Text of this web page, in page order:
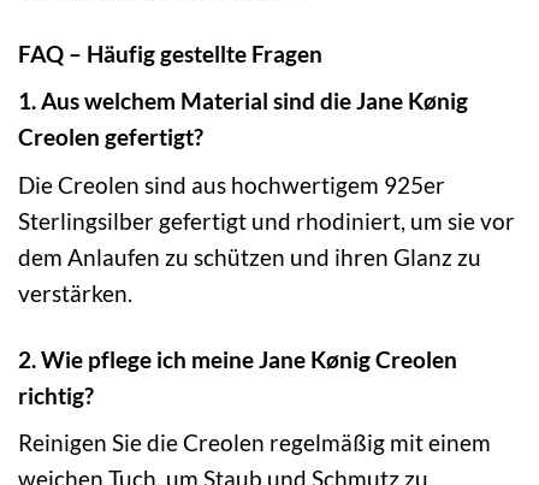
FAQ – Häufig gestellte Fragen
1. Aus welchem Material sind die Jane Kønig
Creolen gefertigt?
Die Creolen sind aus hochwertigem 925er
Sterlingsilber gefertigt und rhodiniert, um sie vor
dem Anlaufen zu schützen und ihren Glanz zu
verstärken.
2. Wie pflege ich meine Jane Kønig Creolen
richtig?
Reinigen Sie die Creolen regelmäßig mit einem
weichen Tuch, um Staub und Schmutz zu